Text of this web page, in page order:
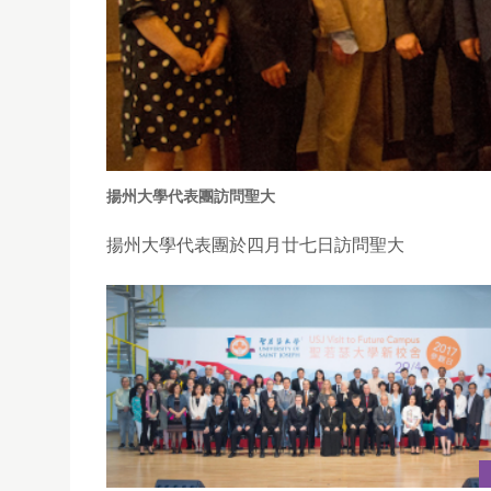
揚州大學代表團訪問聖大
揚州大學代表團於四月廿七日訪問聖大